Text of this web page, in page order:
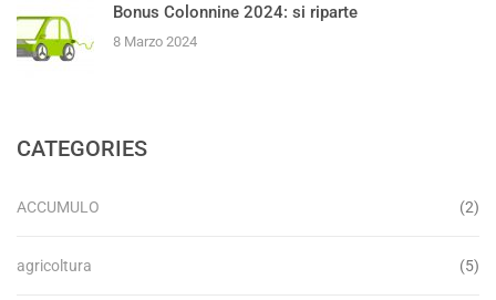
Bonus Colonnine 2024: si riparte
8 Marzo 2024
CATEGORIES
ACCUMULO (2)
agricoltura (5)